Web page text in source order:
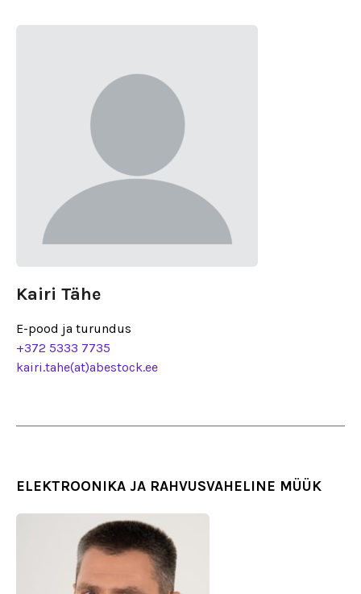
Kairi Tähe
E-pood ja turundus
+372 5333 7735
kairi.tahe(at)abestock.ee
ELEKTROONIKA JA RAHVUSVAHELINE MÜÜK